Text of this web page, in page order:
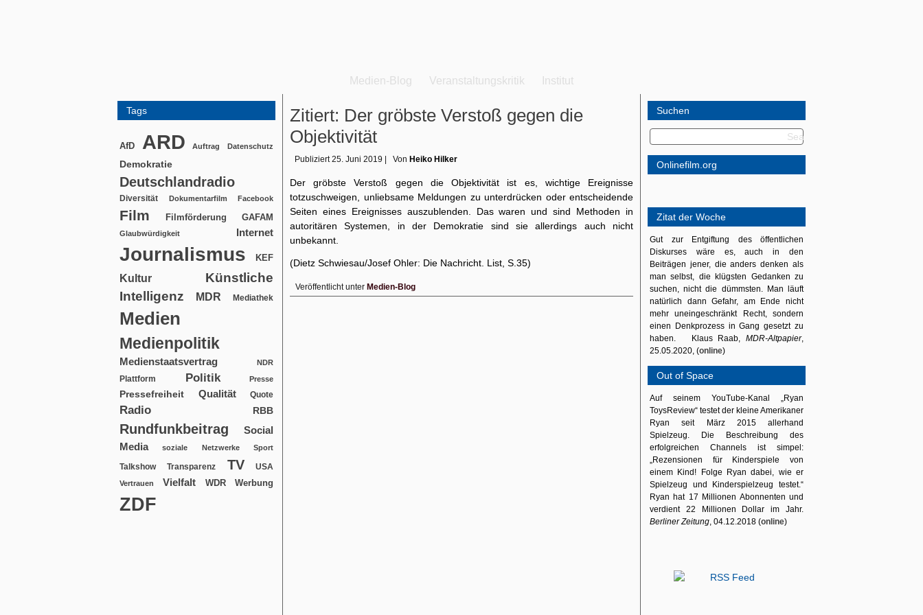
Medien-Blog Veranstaltungskritik Institut
Tags
AfD ARD Auftrag Datenschutz
Demokratie
Deutschlandradio
Diversität Dokumentarfilm Facebook
Film Filmförderung GAFAM
Glaubwürdigkeit Internet
Journalismus KEF
Kultur
Künstliche
Intelligenz
MDR Mediathek
Medien
Medienpolitik
Medienstaatsvertrag NDR
Plattform Politik Presse
Pressefreiheit Qualität Quote
Radio RBB
Rundfunkbeitrag
Social
Media
soziale Netzwerke Sport
Talkshow Transparenz TV USA
Vertrauen Vielfalt WDR Werbung
ZDF
Zitiert: Der gröbste Verstoß gegen die
Objektivität
Publiziert 25. Juni 2019 Von Heiko Hilker
Der gröbste Verstoß gegen die Objektivität ist es, wichtige Ereignisse
totzuschweigen, unliebsame Meldungen zu unterdrücken oder entscheidende
Seiten eines Ereignisses auszublenden. Das waren und sind Methoden in
autoritären Systemen, in der Demokratie sind sie allerdings auch nicht
unbekannt.
(Dietz Schwiesau/Josef Ohler: Die Nachricht. List, S.35)
Veröffentlicht unter Medien-Blog
Suchen
Onlinefilm.org
Zitat der Woche
Gut zur Entgiftung des öffentlichen
Diskurses wäre es, auch in den
Beiträgen jener, die anders denken als
man selbst, die klügsten Gedanken zu
suchen, nicht die dümmsten. Man läuft
natürlich dann Gefahr, am Ende nicht
mehr uneingeschränkt Recht, sondern
einen Denkprozess in Gang gesetzt zu
haben. Klaus Raab, MDR-Altpapier,
25.05.2020, (online)
Out of Space
Auf seinem YouTube-Kanal „Ryan
ToysReview“ testet der kleine Amerikaner
Ryan seit März 2015 allerhand
Spielzeug. Die Beschreibung des
erfolgreichen Channels ist simpel:
„Rezensionen für Kinderspiele von
einem Kind! Folge Ryan dabei, wie er
Spielzeug und Kinderspielzeug testet.“
Ryan hat 17 Millionen Abonnenten und
verdient 22 Millionen Dollar im Jahr.
Berliner Zeitung, 04.12.2018 (online)